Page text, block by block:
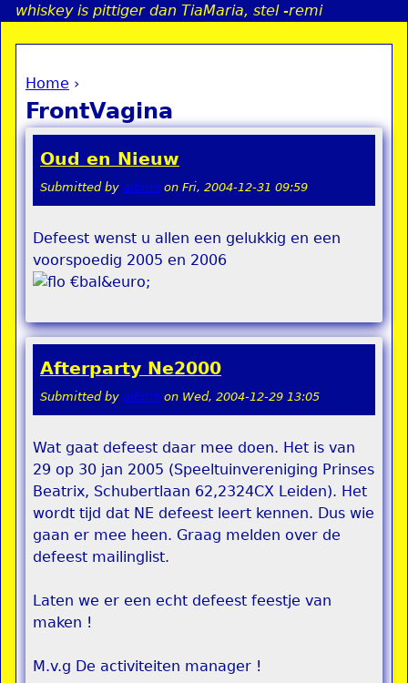
Jump to navigation
whiskey is pittiger dan TiaMaria, stel -remi
You are here
Home ›
FrontVagina
Oud en Nieuw
Submitted by admin on Fri, 2004-12-31 09:59
Defeest wenst u allen een gelukkig en een
voorspoedig 2005 en 2006
€bal&euro;
Afterparty Ne2000
Submitted by admin on Wed, 2004-12-29 13:05
Wat gaat defeest daar mee doen. Het is van
29 op 30 jan 2005 (Speeltuinvereniging Prinses
Beatrix, Schubertlaan 62,2324CX Leiden). Het
wordt tijd dat NE defeest leert kennen. Dus wie
gaan er mee heen. Graag melden over de
defeest mailinglist.
Laten we er een echt defeest feestje van
maken !
M.v.g De activiteiten manager !